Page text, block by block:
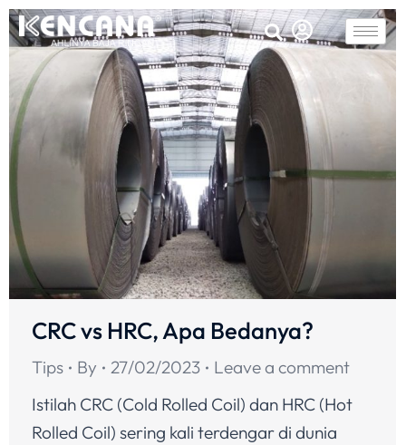
CRC vs HRC, Apa Bedanya?
Tips By 27/02/2023
Leave a comment
Istilah CRC (Cold Rolled Coil) dan HRC (Hot
Rolled Coil) sering kali terdengar di dunia